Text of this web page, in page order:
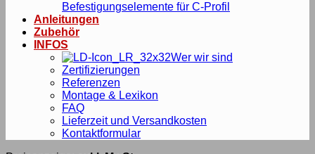
Befestigungselemente für C-Profil
Anleitungen
Zubehör
INFOS
Wer wir sind
Zertifizierungen
Referenzen
Montage & Lexikon
FAQ
Lieferzeit und Versandkosten
Kontaktformular